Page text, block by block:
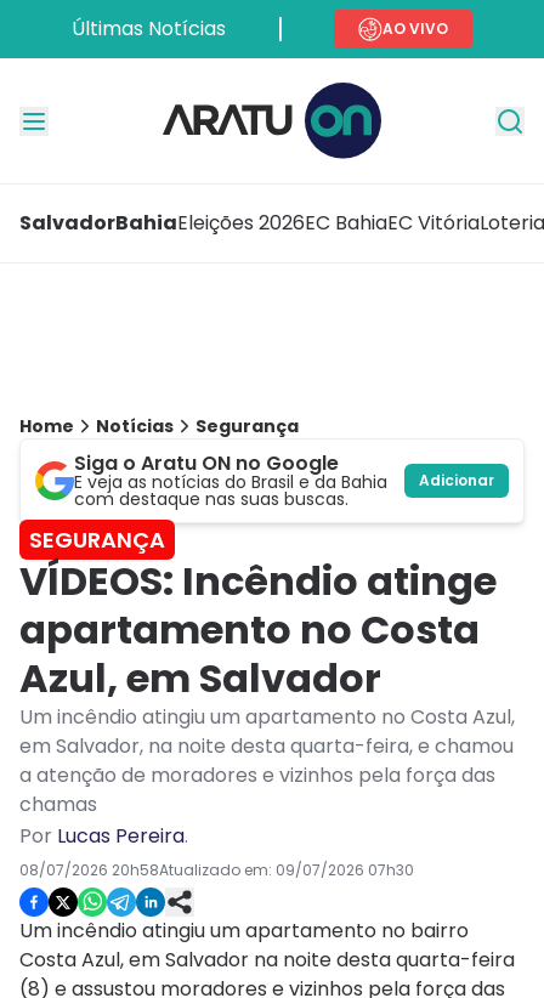
Últimas Notícias AO VIVO
SalvadorBahiaEleições 2026EC BahiaEC Vitória
Home Notícias Segurança
Siga o Aratu ON no Google
E veja as notícias do Brasil e da Bahia
com destaque nas suas buscas.
Adicionar
SEGURANÇA
VÍDEOS: Incêndio atinge
apartamento no Costa
Azul, em Salvador
Um incêndio atingiu um apartamento no Costa Azul,
em Salvador, na noite desta quarta-feira, e chamou
a atenção de moradores e vizinhos pela força das
chamas
Por Lucas Pereira.
08/07/2026 20h58Atualizado em: 09/07/2026 07h30
Um incêndio atingiu um apartamento no bairro
Costa Azul, em Salvador na noite desta quarta-feira
(8) e assustou moradores e vizinhos pela força das